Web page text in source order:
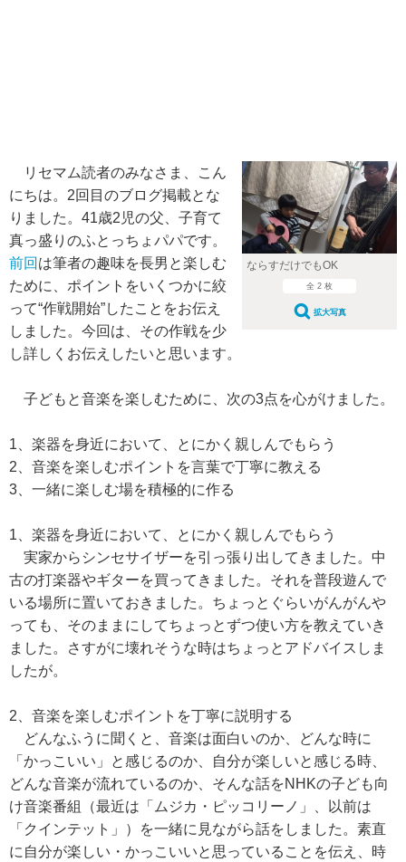
ならすだけでもOK
全 2 枚
拡大写真
リセマム読者のみなさま、こん
にちは。2回目のブログ掲載とな
りました。41歳2児の父、子育て
真っ盛りのふとっちょパパです。
前回 は筆者の趣味を長男と楽しむ
ために、ポイントをいくつかに絞
って“作戦開始”したことをお伝え
しました。今回は、その作戦を少
し詳しくお伝えしたいと思います。
子どもと音楽を楽しむために、次の3点を心がけました。
1、楽器を身近において、とにかく親しんでもらう
2、音楽を楽しむポイントを言葉で丁寧に教える
3、一緒に楽しむ場を積極的に作る
1、楽器を身近において、とにかく親しんでもらう
実家からシンセサイザーを引っ張り出してきました。中
古の打楽器やギターを買ってきました。それを普段遊んで
いる場所に置いておきました。ちょっとぐらいがんがんや
っても、そのままにしてちょっとずつ使い方を教えていき
ました。さすがに壊れそうな時はちょっとアドバイスしま
したが。
2、音楽を楽しむポイントを丁寧に説明する
どんなふうに聞くと、音楽は面白いのか、どんな時に
「かっこいい」と感じるのか、自分が楽しいと感じる時、
どんな音楽が流れているのか、そんな話をNHKの子ども向
け音楽番組（最近は「ムジカ・ピッコリーノ」、以前は
「クインテット」）を一緒に見ながら話をしました。素直
に自分が楽しい・かっこいいと思っていることを伝え、時